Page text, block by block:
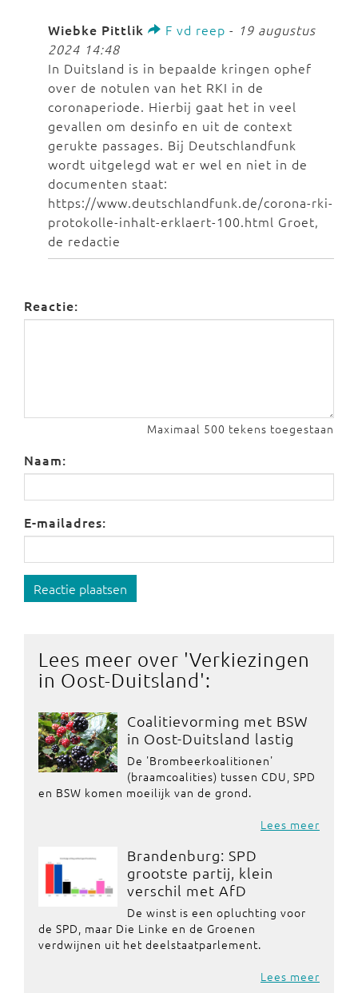
Wiebke Pittlik F vd reep - 19 augustus
2024 14:48
In Duitsland is in bepaalde kringen ophef
over de notulen van het RKI in de
coronaperiode. Hierbij gaat het in veel
gevallen om desinfo en uit de context
gerukte passages. Bij Deutschlandfunk
wordt uitgelegd wat er wel en niet in de
documenten staat:
https://www.deutschlandfunk.de/corona-rki-
protokolle-inhalt-erklaert-100.html Groet,
de redactie
Reactie:
Maximaal 500 tekens toegestaan
Naam:
E-mailadres:
Reactie plaatsen
Lees meer over 'Verkiezingen
in Oost-Duitsland':
Coalitievorming met BSW
in Oost-Duitsland lastig
De 'Brombeerkoalitionen'
(braamcoalities) tussen CDU, SPD
en BSW komen moeilijk van de grond.
Lees meer
Brandenburg: SPD
grootste partij, klein
verschil met AfD
De winst is een opluchting voor
de SPD, maar Die Linke en de Groenen
verdwijnen uit het deelstaatparlement.
Lees meer